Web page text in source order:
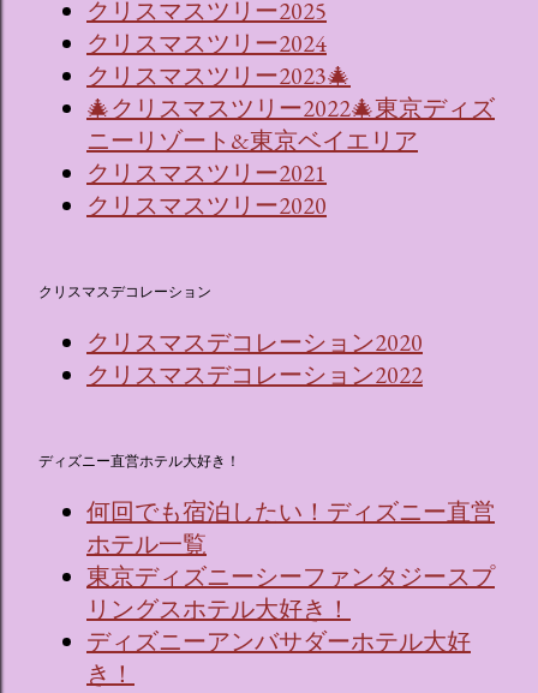
クリスマスツリー2025
クリスマスツリー2024
クリスマスツリー2023🎄
🎄クリスマスツリー2022🎄東京ディズ
ニーリゾート&東京ベイエリア
クリスマスツリー2021
クリスマスツリー2020
クリスマスデコレーション
クリスマスデコレーション2020
クリスマスデコレーション2022
ディズニー直営ホテル大好き！
何回でも宿泊したい！ディズニー直営
ホテル一覧
東京ディズニーシーファンタジースプ
リングスホテル大好き！
ディズニーアンバサダーホテル大好
き！